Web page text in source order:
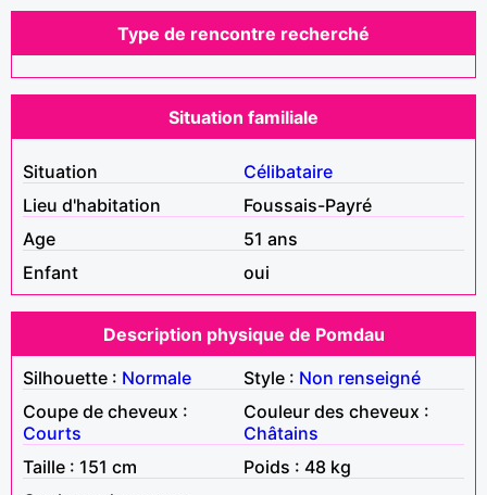
Type de rencontre recherché
Situation familiale
Situation
Célibataire
Lieu d'habitation
Foussais-Payré
Age
51 ans
Enfant
oui
Description physique de Pomdau
Silhouette : Normale Style : Non renseigné
Coupe de cheveux :
Courts
Couleur des cheveux :
Châtains
Taille : 151 cm
Poids : 48 kg